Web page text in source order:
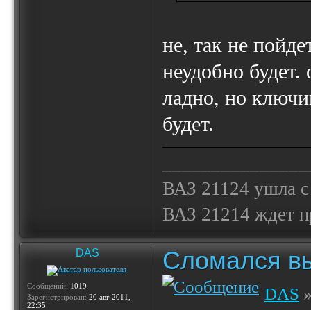
не, так не
неудобно
ладно, но
будет.
ВАЗ 21124 ушла
ВАЗ 21214 ждет
DAS
Сообщений: 1019
Зарегистрирован: 20 авг 2011,
22:35
Сломался
DAS